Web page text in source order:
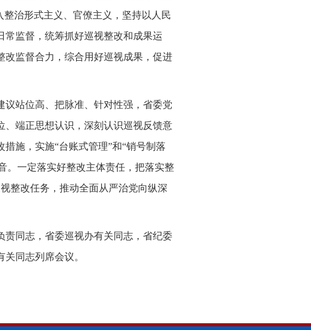
治形式主义、官僚主义，坚持以人民
监督，统筹抓好巡视整改和成果运
改监督合力，综合用好巡视成果，促进
站位高、把脉准、针对性强，省委党
、端正思想认识，深刻认识巡视反馈意
施，实施“台账式管理”和“销号制落
。一定落实好整改主体责任，把落实整
整改任务，推动全面从严治党向纵深
同志，省委巡视办有关同志，省纪委
同志列席会议。